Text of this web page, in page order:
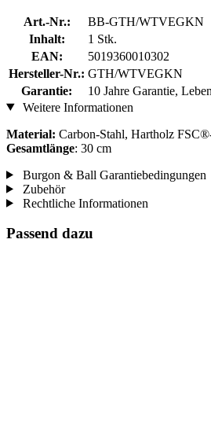
Art.-Nr.:
BB-GTH/WTVEGKN
Inhalt:
1 Stk.
EAN:
5019360010302
Hersteller-Nr.: GTH/WTVEGKN
Garantie:
10 Jahre Garantie,
Weitere Informationen
Material: Carbon-Stahl, Hartholz
Gesamtlänge: 30 cm
Burgon & Ball Garantiebedingungen
Zubehör
Rechtliche Informationen
Passend dazu